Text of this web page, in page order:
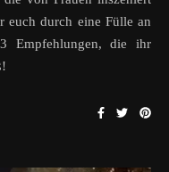
euch durch eine Fülle an
Empfehlungen, die ihr